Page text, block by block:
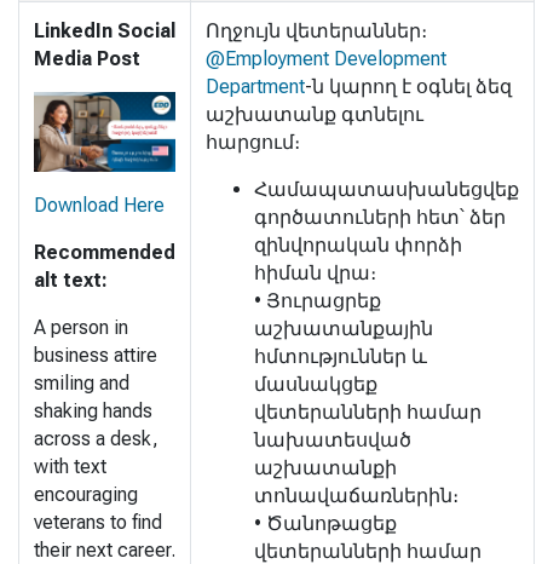
LinkedIn Social
Media Post
Download Here
Recommended
alt text:
A person in
business attire
smiling and
shaking hands
across a desk,
with text
encouraging
veterans to find
their next career.
Ողջույն վետերաններ։
@Employment Development
Department-ն կարող է օգնել ձեզ
աշխատանք գտնելու
հարցում։
Համապատասխանեցվեք
գործատուների հետ՝ ձեր
զինվորական փորձի
հիման վրա։
• Յուրացրեք
աշխատանքային
հմտություններ և
մասնակցեք
վետերանների համար
նախատեսված
աշխատանքի
տոնավաճառներին։
• Ծանոթացեք
վետերանների համար